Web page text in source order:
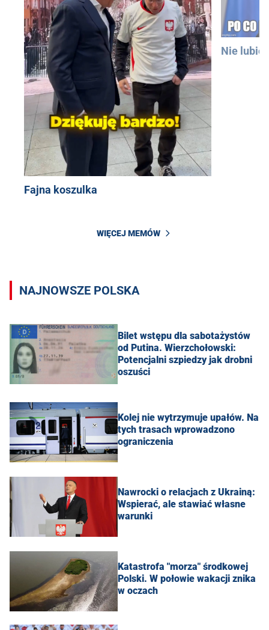
Fajna koszulka
Nie lubię
WIĘCEJ MEMÓW
NAJNOWSZE POLSKA
Bilet wstępu dla sabotażystów
od Putina. Wierzchołowski:
Potencjalni szpiedzy jak drobni
oszuści
Kolej nie wytrzymuje upałów. Na
tych trasach wprowadzono
ograniczenia
Nawrocki o relacjach z Ukrainą:
Wspierać, ale stawiać własne
warunki
Katastrofa "morza" środkowej
Polski. W połowie wakacji znika
w oczach